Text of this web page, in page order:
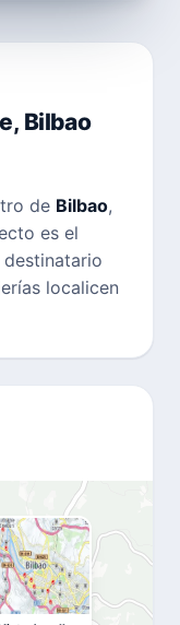
Bilbao
de Bilbao,
es el
destinatario
localicen